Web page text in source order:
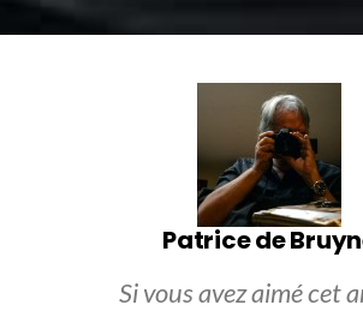
Patrice de
Si vous avez aimé cet